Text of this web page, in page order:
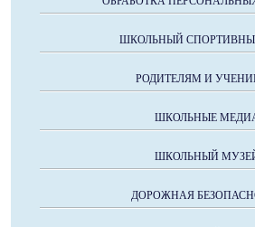
ШКОЛЬНЫЙ
РОДИТЕЛЯМ И
ШКОЛЬНЫЕ
ШКОЛЬНЫЙ
ДОРОЖНАЯ